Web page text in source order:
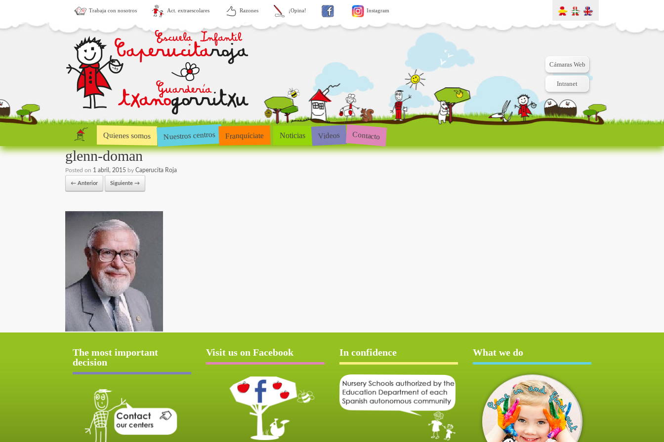
Trabaja con nosotros Act. extraescolares Razones ¡Opina! Instagram
Cámaras Web
Intranet
Quienes somos Nuestros centros Franquíciate Noticias Videos Contacto
glenn-doman
Posted on 1 abril, 2015 by Caperucita Roja
← Anterior Siguiente →
The most important
decision
Visit us on Facebook In confidence What we do